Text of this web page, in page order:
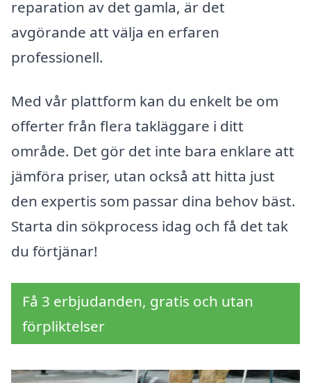
reparation av det gamla, är det
avgörande att välja en erfaren
professionell.
Med vår plattform kan du enkelt be om
offerter från flera takläggare i ditt
område. Det gör det inte bara enklare att
jämföra priser, utan också att hitta just
den expertis som passar dina behov bäst.
Starta din sökprocess idag och få det tak
du förtjänar!
Få 3 erbjudanden, gratis och utan
förpliktelser